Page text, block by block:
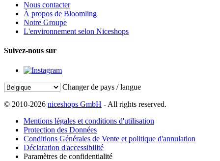
Nous contacter
À propos de Bloomling
Notre Groupe
L'environnement selon Niceshops
Suivez-nous sur
Changer de pays / langue
© 2010-2026 niceshops GmbH - All rights reserved.
Mentions légales et conditions d'utilisation
Protection des Données
Conditions Générales de Vente et politique d'annulation
Déclaration d'accessibilité
Paramètres de confidentialité